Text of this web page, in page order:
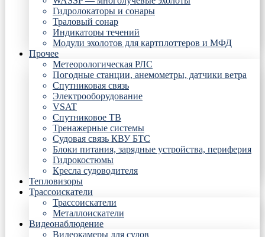
Гидролокаторы и сонары
Траловый сонар
Индикаторы течений
Модули эхолотов для картплоттеров и МФД
Прочее
Метеорологическая РЛС
Погодные станции, анемометры, датчики ветра
Спутниковая связь
Электрооборудование
VSAT
Спутниковое ТВ
Тренажерные системы
Судовая связь КВУ БТС
Блоки питания, зарядные устройства, периферия
Гидрокостюмы
Кресла судоводителя
Тепловизоры
Трассоискатели
Трассоискатели
Металлоискатели
Видеонаблюдение
Видеокамеры для судов